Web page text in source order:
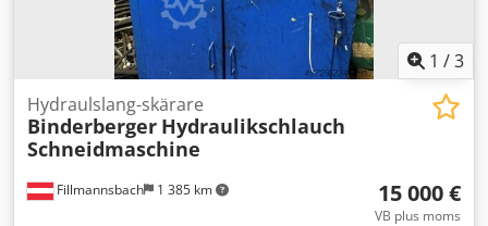
1 /3
Fillmannsbach 1 385 km
Hydraulslang-skärare
Binderberger Hydraulikschlauch
Schneidmaschine
15 000 €
VB plus moms